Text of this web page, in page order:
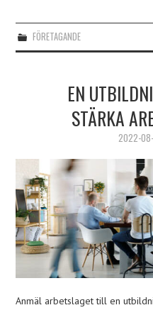
FÖRETAGANDE
EN
STÄRKA
2022-
Anmäl arbetslaget till en